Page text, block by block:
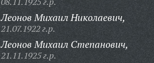
Леонов Михаил Николаевич,
21.07.1922 г.р.
Леонов Михаил Степанович,
21.11.1925 г.р.